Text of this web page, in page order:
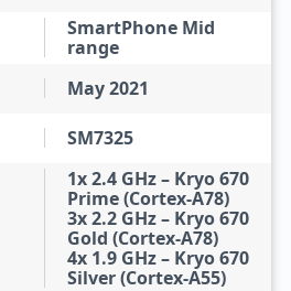
SmartPhone Mid
range
May 2021
SM7325
1x 2.4 GHz – Kryo 670
Prime (Cortex-A78)
3x 2.2 GHz – Kryo 670
Gold (Cortex-A78)
4x 1.9 GHz – Kryo 670
Silver (Cortex-A55)